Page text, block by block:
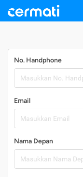
No. Handphone
Email
Nama Depan